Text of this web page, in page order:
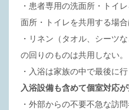
・患者専用の洗面所・トイ
面所・トイレを共用する場
・リネン（タオル、シーツ
の回りのものは共用しない。
・入浴は家族の中で最後に
入浴設備も含めて個室対応
・外部からの不要不急な訪